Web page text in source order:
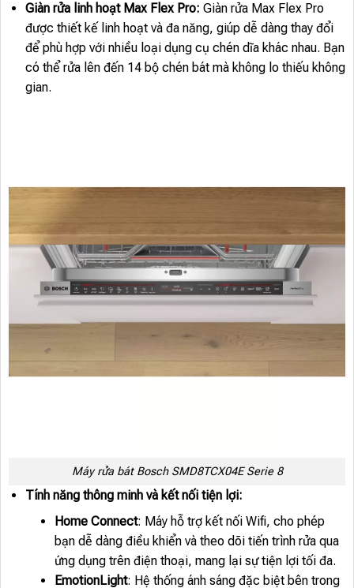
Giàn rửa linh hoạt Max Flex Pro: Giàn rửa Max Flex Pro
được thiết kế linh hoạt và đa năng, giúp dễ dàng thay đổi
để phù hợp với nhiều loại dụng cụ chén dĩa khác nhau. Bạn
có thể rửa lên đến 14 bộ chén bát mà không lo thiếu không
gian.
Máy rửa bát Bosch SMD8TCX04E Serie 8
Tính năng thông minh và kết nối tiện lợi:
Home Connect: Máy hỗ trợ kết nối Wifi, cho phép
bạn dễ dàng điều khiển và theo dõi tiến trình rửa qua
ứng dụng trên điện thoại, mang lại sự tiện lợi tối đa.
EmotionLight: Hệ thống ánh sáng đặc biệt bên trong